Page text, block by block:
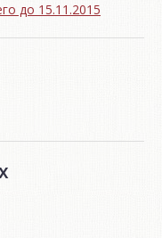
до 15.11.2015